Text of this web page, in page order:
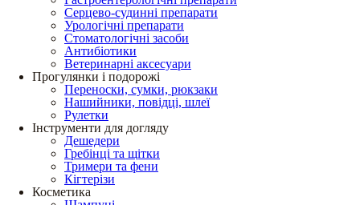
Серцево-судинні препарати
Урологічні препарати
Стоматологічні засоби
Антибіотики
Ветеринарні аксесуари
Прогулянки і подорожі
Переноски, сумки, рюкзаки
Нашийники, повідці, шлеї
Рулетки
Інструменти для догляду
Дешедери
Гребінці та щітки
Тримери та фени
Кігтерізи
Косметика